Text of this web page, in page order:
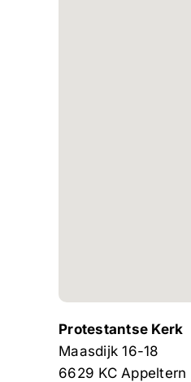
Protestantse Kerk
Maasdijk 16-18
6629 KC Appeltern